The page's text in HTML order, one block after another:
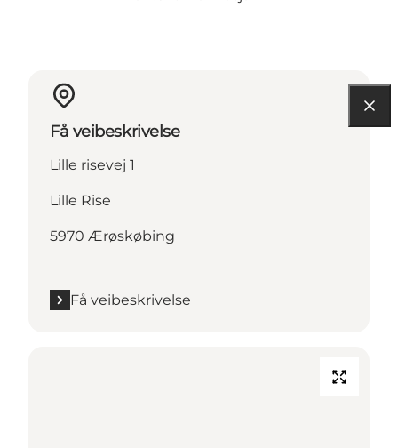
Få veibeskrivelse
Lille risevej 1
Lille Rise
5970 Ærøskøbing
Få veibeskrivelse